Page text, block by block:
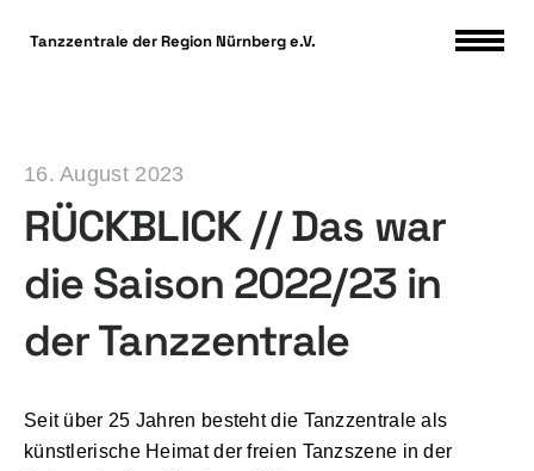
Tanzzentrale der Region Nürnberg e.V.
16. August 2023
RÜCKBLICK // Das war
die Saison 2022/23 in
der Tanzzentrale
Seit über 25 Jahren besteht die Tanzzentrale als
künstlerische Heimat der freien Tanzszene in der